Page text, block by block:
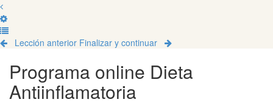
Lección anterior Finalizar y continuar
Programa online Dieta
Antiinflamatoria